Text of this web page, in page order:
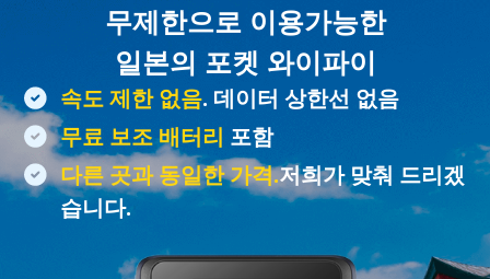
무제한으로 이용가능한
일본의 포켓 와이파이
속도 제한 없음. 데이터 상한선 없음
무료 보조 배터리 포함
다른 곳과 동일한 가격.저희가 맞춰 드리겠
습니다.